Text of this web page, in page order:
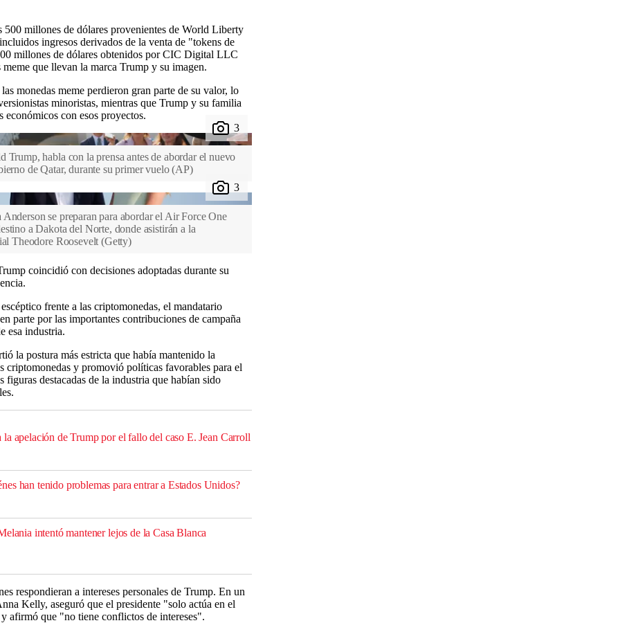
500 millones de dólares provenientes de World Liberty
ingresos derivados de la venta de "tokens de
millones de dólares obtenidos por CIC Digital LLC
que llevan la marca Trump y su imagen.
monedas meme perdieron gran parte de su valor, lo
minoristas, mientras que Trump y su familia
con esos proyectos.
Trump, habla con la prensa antes de abordar el nuevo
de Qatar, durante su primer vuelo (AP)
se preparan para abordar el Air Force One
a Dakota del Norte, donde asistirán a la
Theodore Roosevelt (Getty)
coincidió con decisiones adoptadas durante su
frente a las criptomonedas, el mandatario
parte por las importantes contribuciones de campaña
esa industria.
la postura más estricta que había mantenido la
criptomonedas y promovió políticas favorables para el
destacadas de la industria que habían sido
la apelación de Trump por el fallo del caso E. Jean Carroll
han tenido problemas para entrar a Estados Unidos?
intentó mantener lejos de la Casa Blanca
respondieran a intereses personales de Trump. En un
Kelly, aseguró que el presidente "solo actúa en el
afirmó que "no tiene conflictos de intereses".